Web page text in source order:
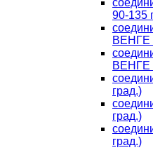
90-135
ВЕНГЕ
ВЕНГЕ
град.)
град.)
град.)